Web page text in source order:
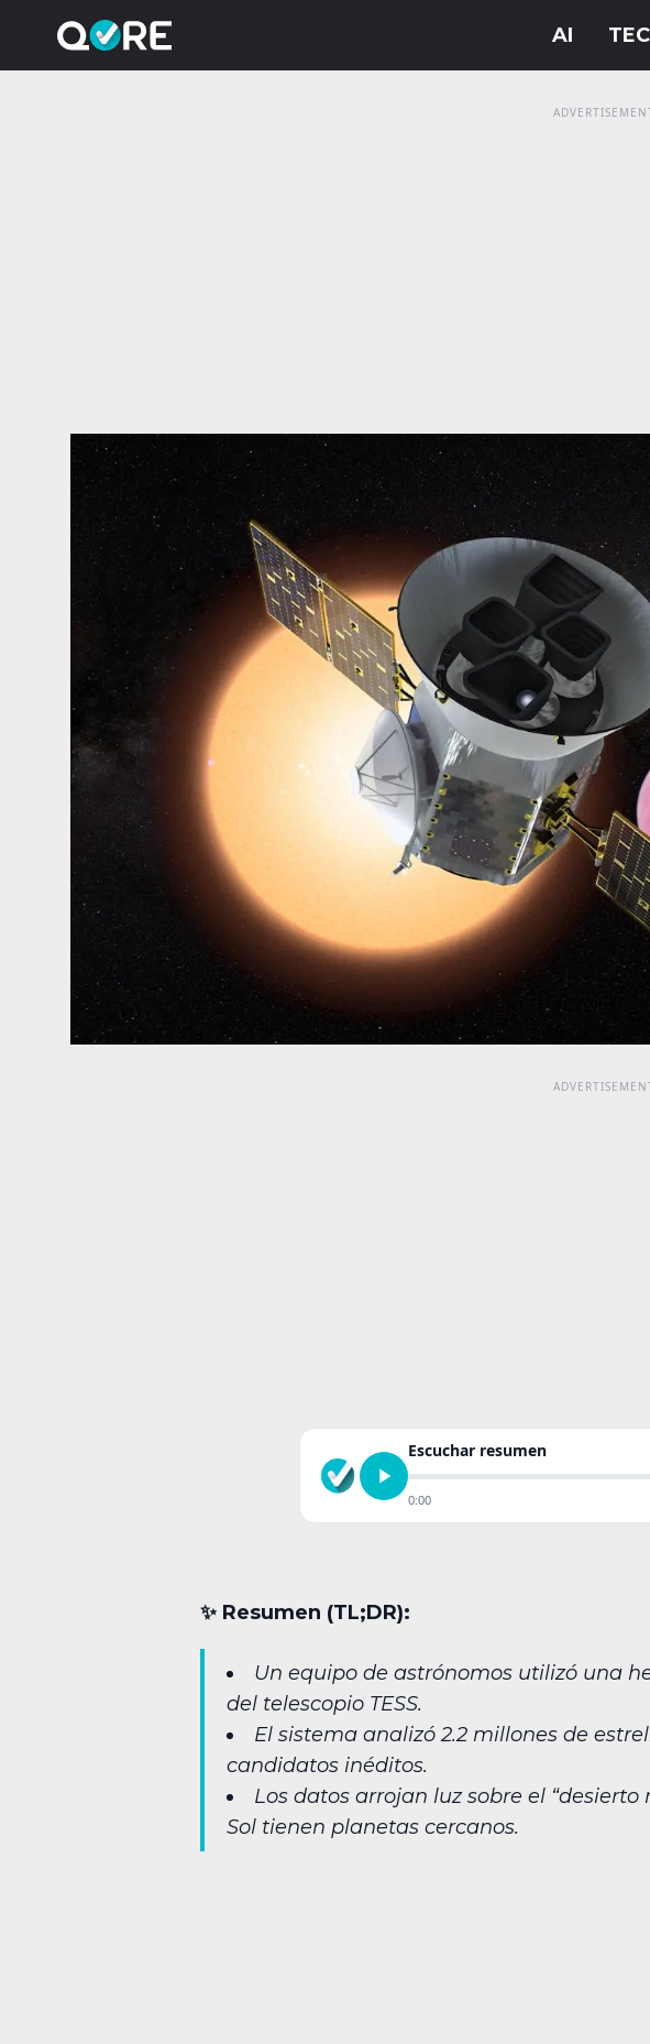
Escuchar resumen
0:00
✨︎ Resumen (TL;DR):
Un equipo de astrónomos utilizó una
del telescopio TESS.
El sistema analizó 2.2 millones de
candidatos inéditos.
Los datos arrojan luz sobre el
Sol tienen planetas cercanos.